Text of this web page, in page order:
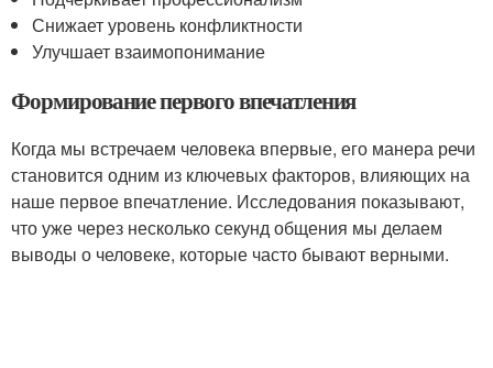
Снижает уровень конфликтности
Улучшает взаимопонимание
Формирование первого впечатления
Когда мы встречаем человека впервые, его манера речи
становится одним из ключевых факторов, влияющих на
наше первое впечатление. Исследования показывают,
что уже через несколько секунд общения мы делаем
выводы о человеке, которые часто бывают верными.